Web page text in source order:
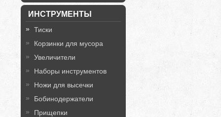
ИНСТРУМЕНТЫ
Тиски
Корзинки для мусора
Увеличители
Наборы инструментов
Ножи для высечки
Бобинодержатели
Прищепки